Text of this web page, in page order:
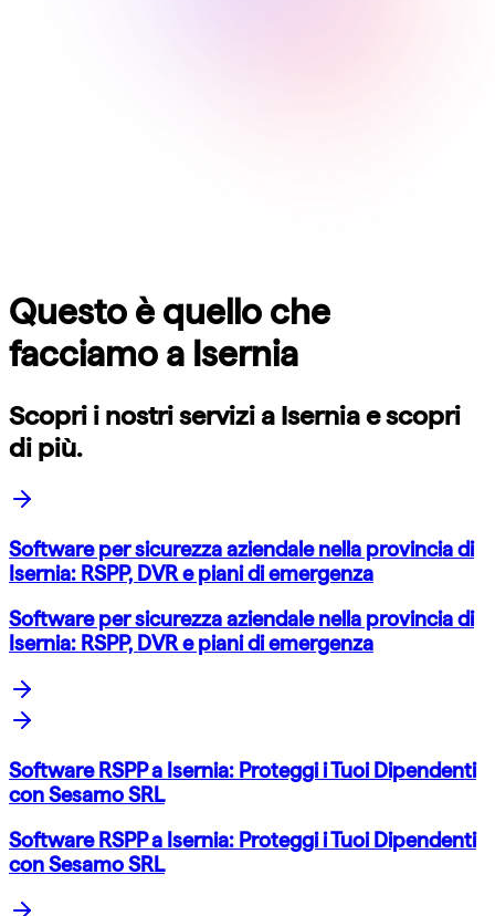
Questo è quello che
facciamo a Isernia
Scopri i nostri servizi a Iserniae scopri
di più.
Software per sicurezza aziendale nella provincia di
Isernia: RSPP, DVR e piani di emergenza
Software per sicurezza aziendale nella provincia di
Isernia: RSPP, DVR e piani di emergenza
Software RSPP a Isernia: Proteggi i Tuoi Dipendenti
con Sesamo SRL
Software RSPP a Isernia: Proteggi i Tuoi Dipendenti
con Sesamo SRL